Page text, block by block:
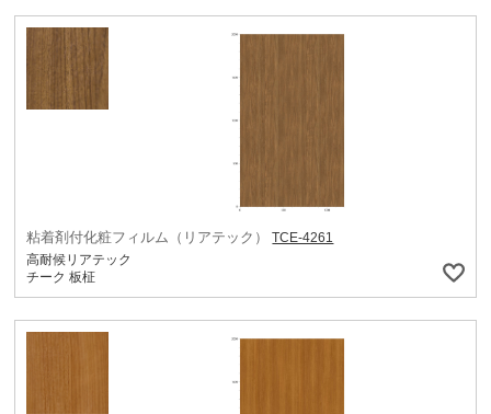
粘着剤付化粧フィルム（リアテック）
TCE-4261
高耐候リアテック
チーク 板柾